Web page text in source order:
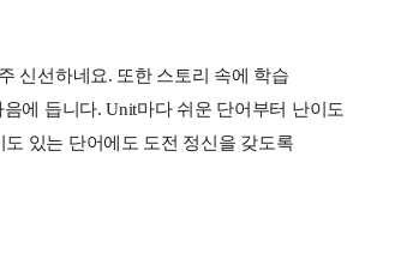
신선하네요. 또한 스토리 속에 학습
에 듭니다. Unit마다 쉬운 단어부터 난이도
있는 단어에도 도전 정신을 갖도록